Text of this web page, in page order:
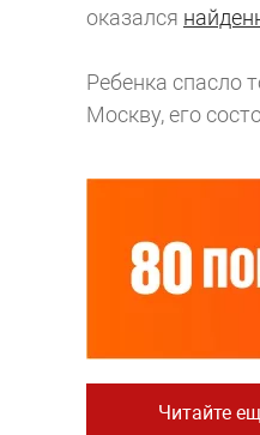
оказался
Ребенка спасло
Москву, его
Читайте